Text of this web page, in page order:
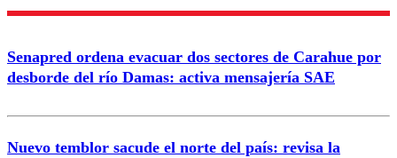
Enviar comentario
Senapred ordena evacuar dos sectores de Carahue por
desborde del río Damas: activa mensajería SAE
Nuevo temblor sacude el norte del país: revisa la